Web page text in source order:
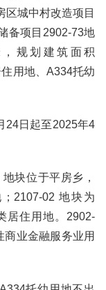
区城中村改造项目
备项目2902-73地
规划建筑面积
用地、A334托幼
日起至2025年4
块位于平房乡，
2107-02 地块为
居住用地。2902-
业金融服务业用